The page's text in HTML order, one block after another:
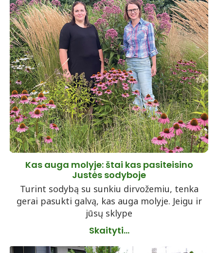
Kas auga molyje: štai kas pasiteisino
Justės sodyboje
Turint sodybą su sunkiu dirvožemiu, tenka
gerai pasukti galvą, kas auga molyje. Jeigu ir
jūsų sklype
Skaityti...